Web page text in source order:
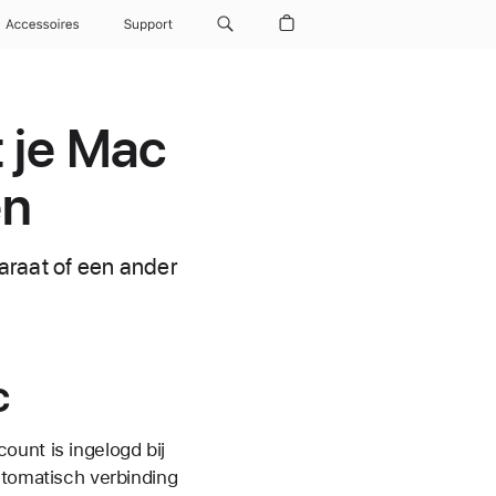
Accessoires Support
Mac
of een ander
is ingelogd bij
verbinding